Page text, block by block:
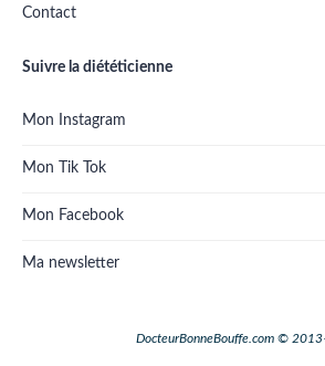
Contact
Suivre la diététicienne
Mon Instagram
Mon Tik Tok
Mon Facebook
Ma newsletter
DocteurBonneBouffe.com ©